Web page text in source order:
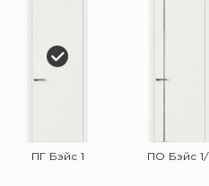
ПГ Бэйс 1 ПО Бэйс 1/